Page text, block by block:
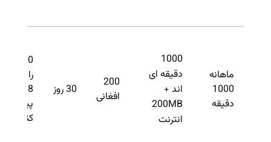
M200
را به
3378
پیام
کنید.
30 روز
200
افغانی
1000
دقیقه ای
اند +
200MB
انترنت
ماهانه
1000
دقیقه